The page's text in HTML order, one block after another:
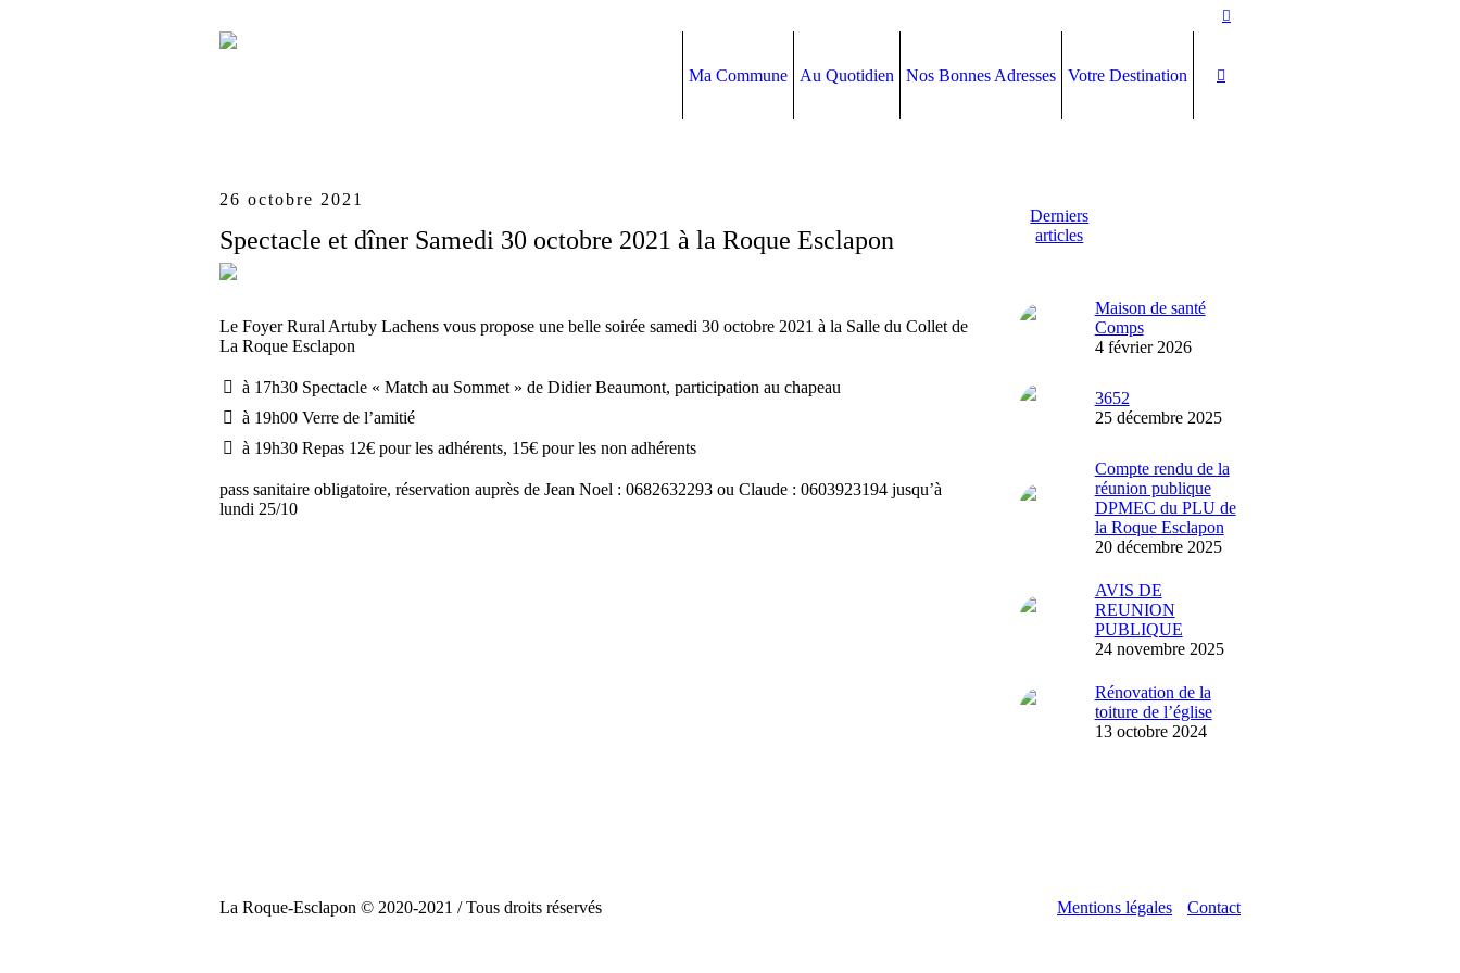
Ma Commune Au Quotidien Nos Bonnes Adresses Votre Destination
26 octobre 2021
Spectacle et dîner Samedi 30 octobre 2021 à la Roque Esclapon
Le Foyer Rural Artuby Lachens vous propose une belle soirée samedi 30 octobre 2021 à la Salle du Collet de
La Roque Esclapon
à 17h30 Spectacle « Match au Sommet » de Didier Beaumont, participation au chapeau
à 19h00 Verre de l’amitié
à 19h30 Repas 12€ pour les adhérents, 15€ pour les non adhérents
pass sanitaire obligatoire, réservation auprès de Jean Noel : 0682632293 ou Claude : 0603923194 jusqu’à
lundi 25/10
Derniers
articles
Maison de santé
Comps
4 février 2026
3652
25 décembre 2025
Compte rendu de la
réunion publique
DPMEC du PLU de
la Roque Esclapon
20 décembre 2025
AVIS DE
REUNION
PUBLIQUE
24 novembre 2025
Rénovation de la
toiture de l’église
13 octobre 2024
Mentions légales Contact
La Roque-Esclapon © 2020-2021 / Tous droits réservés